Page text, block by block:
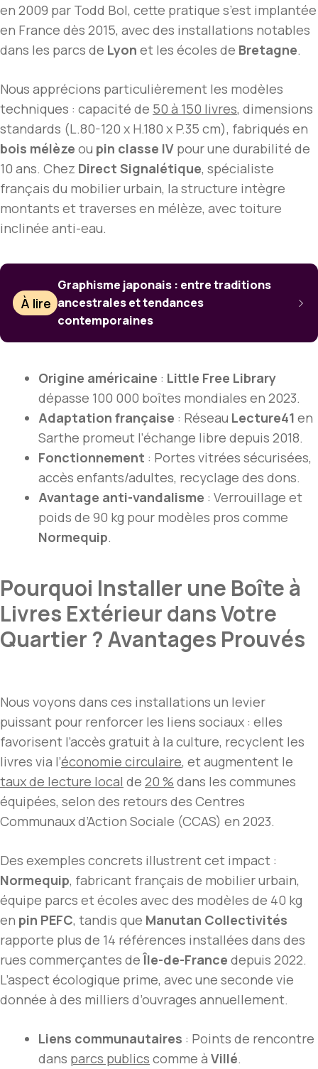
en 2009 par Todd Bol, cette pratique s’est implantée
en France dès 2015, avec des installations notables
dans les parcs de Lyon et les écoles de Bretagne.
Nous apprécions particulièrement les modèles
techniques : capacité de 50 à 150 livres, dimensions
standards (L.80-120 x H.180 x P.35 cm), fabriqués en
bois mélèze ou pin classe IV pour une durabilité de
10 ans. Chez Direct Signalétique, spécialiste
français du mobilier urbain, la structure intègre
montants et traverses en mélèze, avec toiture
inclinée anti-eau.
À lire
Graphisme japonais : entre traditions
ancestrales et tendances
contemporaines
Origine américaine : Little Free Library
dépasse 100 000 boîtes mondiales en 2023.
Adaptation française : Réseau Lecture41 en
Sarthe promeut l’échange libre depuis 2018.
Fonctionnement : Portes vitrées sécurisées,
accès enfants/adultes, recyclage des dons.
Avantage anti-vandalisme : Verrouillage et
poids de 90 kg pour modèles pros comme
Normequip.
Pourquoi Installer une Boîte à
Livres Extérieur dans Votre
Quartier ? Avantages Prouvés
Nous voyons dans ces installations un levier
puissant pour renforcer les liens sociaux : elles
favorisent l’accès gratuit à la culture, recyclent les
livres via l’économie circulaire, et augmentent le
taux de lecture local de 20 % dans les communes
équipées, selon des retours des Centres
Communaux d’Action Sociale (CCAS) en 2023.
Des exemples concrets illustrent cet impact :
Normequip, fabricant français de mobilier urbain,
équipe parcs et écoles avec des modèles de 40 kg
en pin PEFC, tandis que Manutan Collectivités
rapporte plus de 14 références installées dans des
rues commerçantes deÎle-de-France depuis 2022.
L’aspect écologique prime, avec une seconde vie
donnée à des milliers d’ouvrages annuellement.
Liens communautaires : Points de rencontre
dans parcs publics comme à Villé.